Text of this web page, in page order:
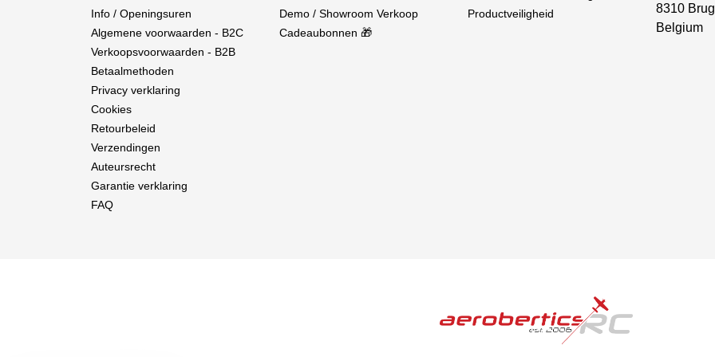
Info / Openingsuren
Algemene voorwaarden - B2C
Verkoopsvoorwaarden - B2B
Betaalmethoden
Privacy verklaring
Cookies
Retourbeleid
Verzendingen
Auteursrecht
Garantie verklaring
FAQ
Demo / Showroom Verkoop
Cadeaubonnen 🎁
Productveiligheid
8310
Belgium